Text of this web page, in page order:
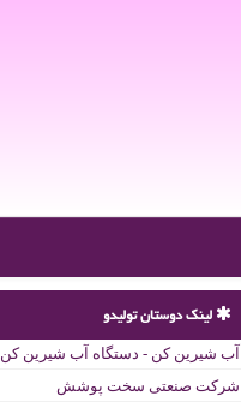
لینک دوستان تولیدو
آب شیرین کن - دستگاه آب شیرین کن
شرکت صنعتی سخت پوشش